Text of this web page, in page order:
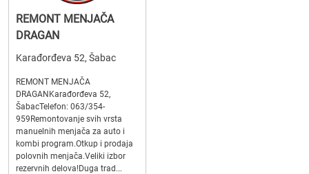
REMONT MENJAČA
DRAGAN
Karađorđeva 52, Šabac
REMONT MENJAČA
DRAGANKarađorđeva 52,
ŠabacTelefon: 063/354-
959Remontovanje svih vrsta
manuelnih menjača za auto i
kombi program.Otkup i prodaja
polovnih menjača.Veliki izbor
rezervnih delova!Duga trad...